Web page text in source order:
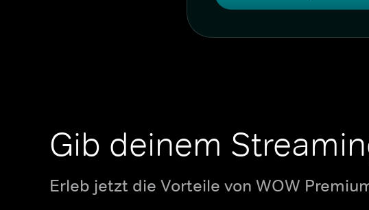
Gib deinem
Erleb jetzt die Vorteile von WOW